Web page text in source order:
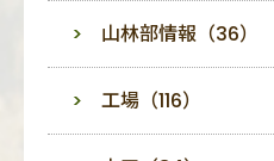
山林部情報（36）
工場（116）